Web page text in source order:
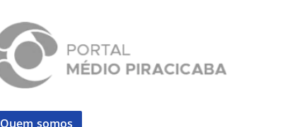
Quem somos